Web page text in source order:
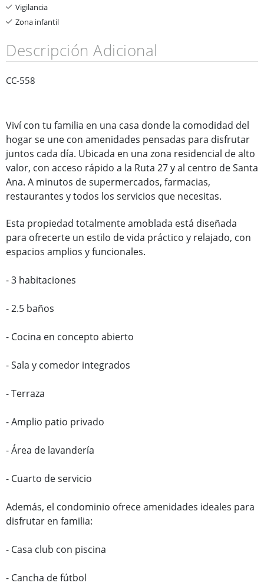
Vigilancia
Zona infantil
Descripción Adicional
CC-558
Viví con tu familia en una casa donde la comodidad del
hogar se une con amenidades pensadas para disfrutar
juntos cada día. Ubicada en una zona residencial de alto
valor, con acceso rápido a la Ruta 27 y al centro de Santa
Ana. A minutos de supermercados, farmacias,
restaurantes y todos los servicios que necesitas.
Esta propiedad totalmente amoblada está diseñada
para ofrecerte un estilo de vida práctico y relajado, con
espacios amplios y funcionales.
- 3 habitaciones
- 2.5 baños
- Cocina en concepto abierto
- Sala y comedor integrados
- Terraza
- Amplio patio privado
- Área de lavandería
- Cuarto de servicio
Además, el condominio ofrece amenidades ideales para
disfrutar en familia:
- Casa club con piscina
- Cancha de fútbol